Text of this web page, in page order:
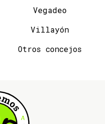
Vegadeo
Villayón
Otros concejos